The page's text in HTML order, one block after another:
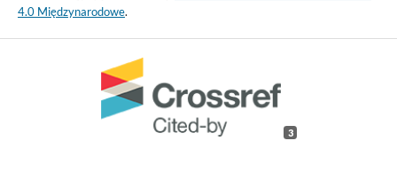
4.0 Międzynarodowe.
3